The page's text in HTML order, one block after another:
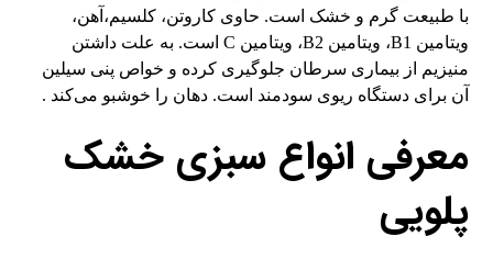
با طبیعت گرم و خشک است. حاوی کاروتن، کلسیم،آهن،
ویتامین B1، ویتامین B2، ویتامین C است. به علت داشتن
منیزیم از بیماری سرطان جلوگیری کرده و خواص پنی سیلین
آن برای دستگاه ریوی سودمند است. دهان را خوشبو می‌کند .
معرفی انواع سبزی خشک
پلویی